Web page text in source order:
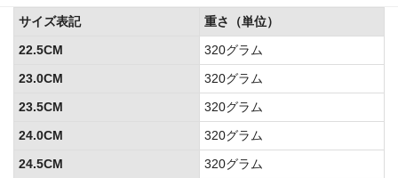
サイズ表記
重さ（単位）
22.5CM
320グラム
23.0CM
320グラム
23.5CM
320グラム
24.0CM
320グラム
24.5CM
320グラム